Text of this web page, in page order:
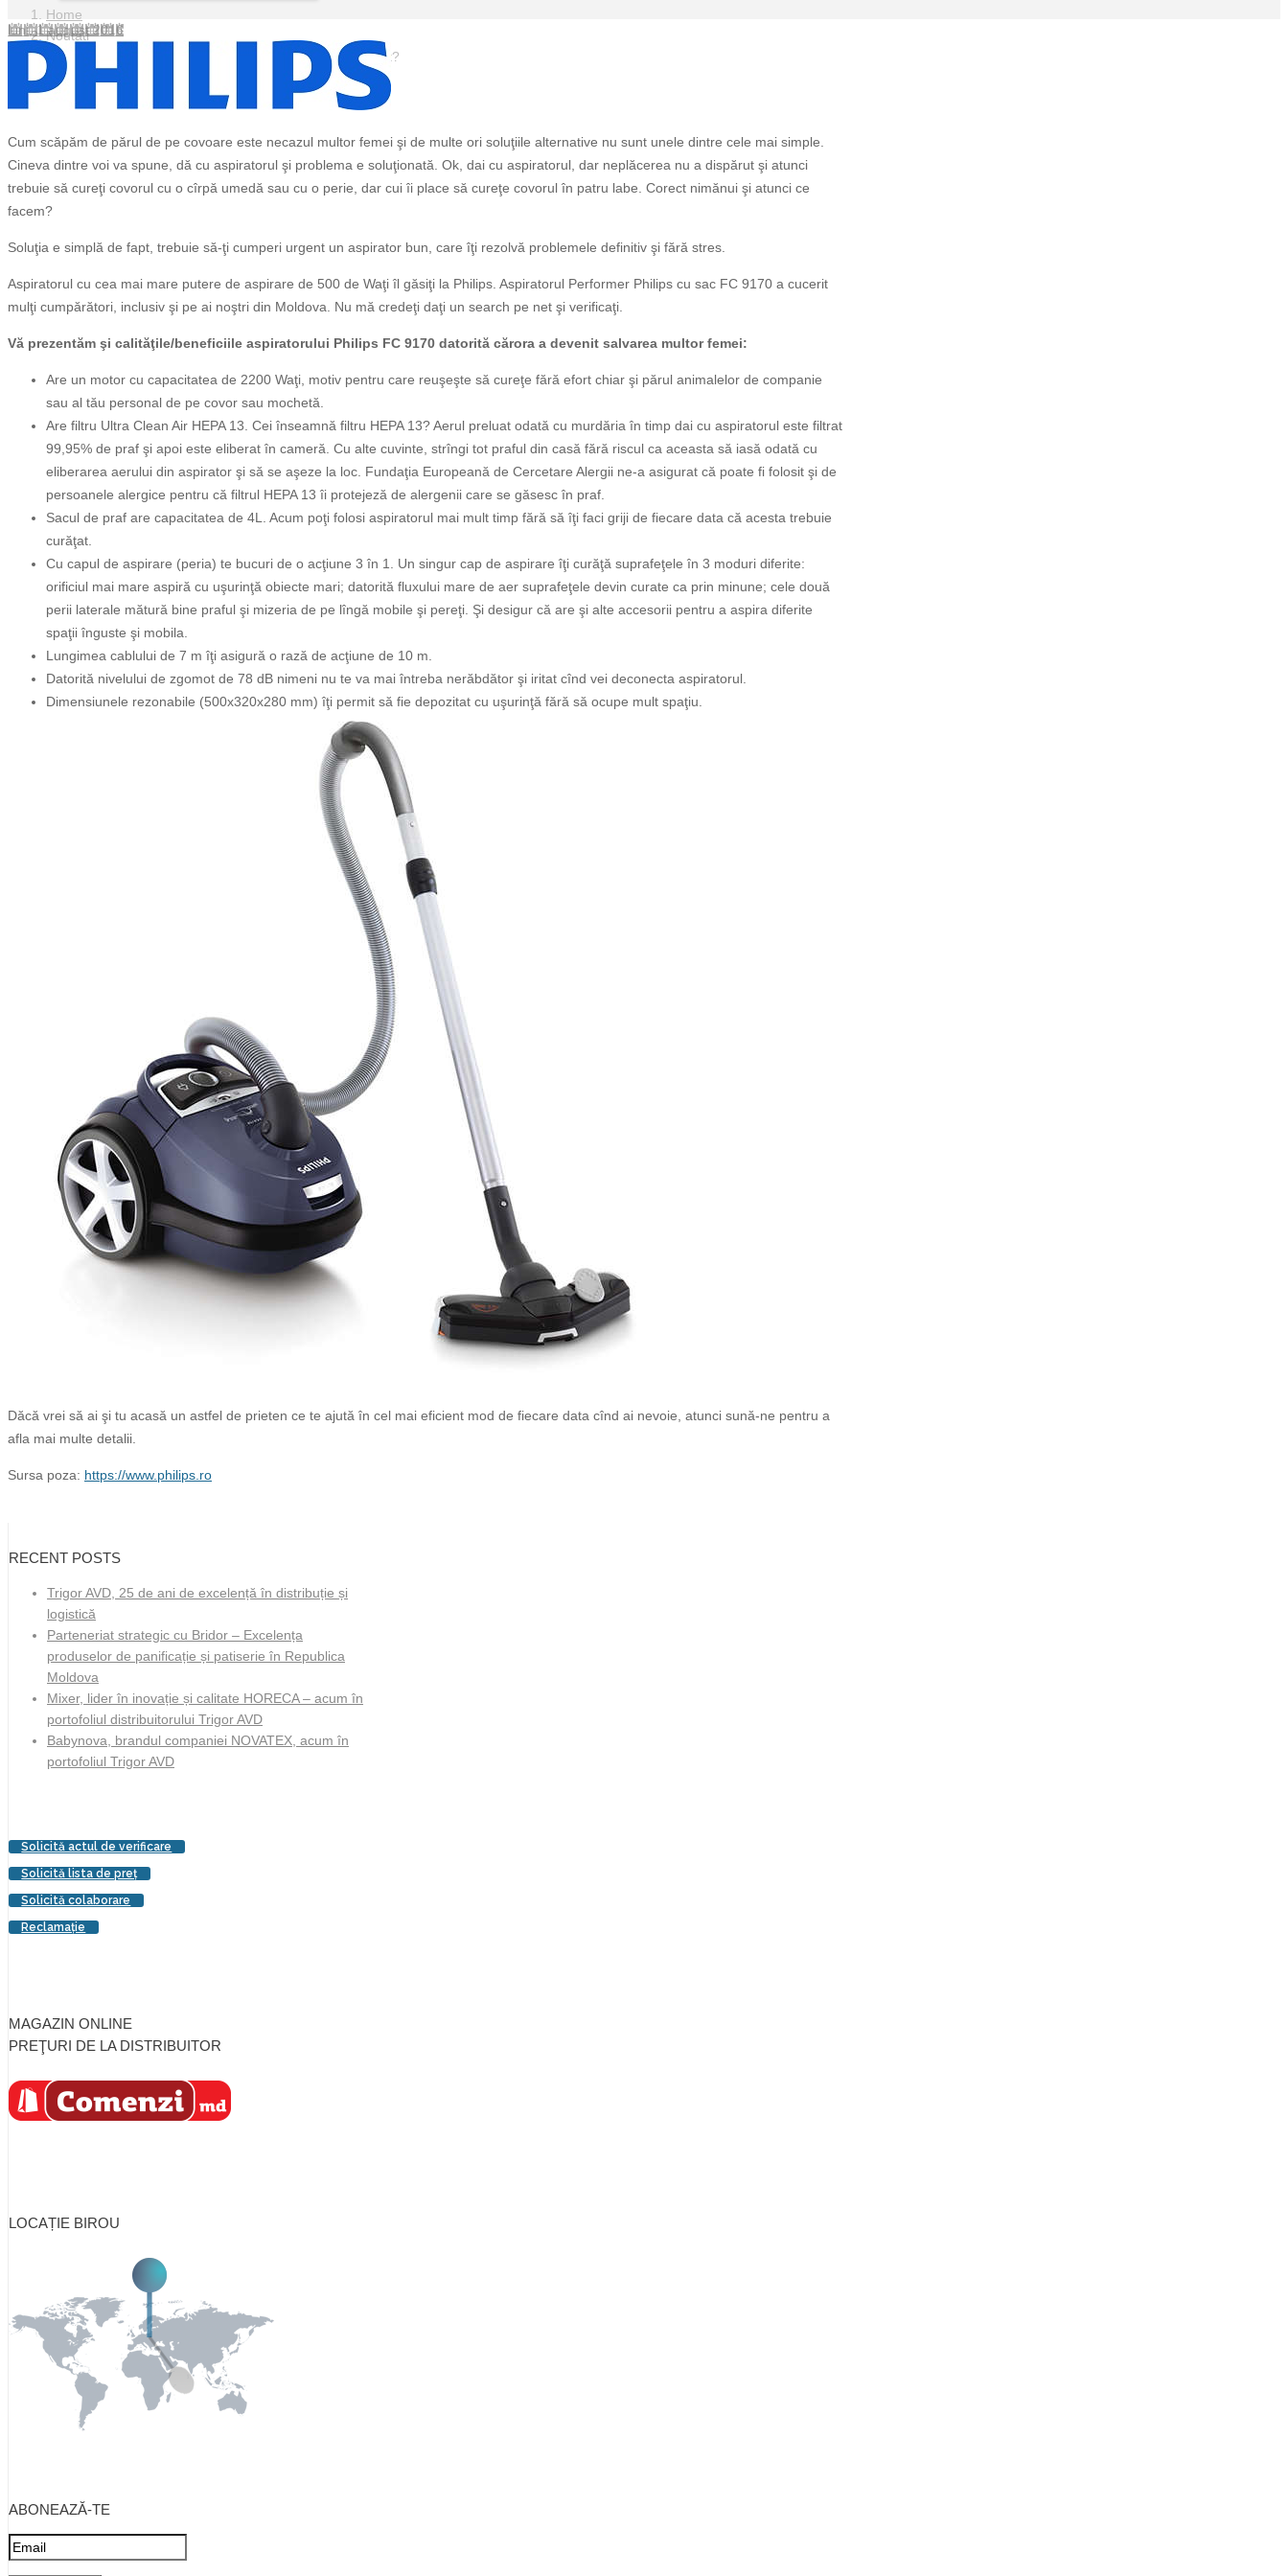
Home
Noutăți
Cum scăpăm de părul de pe covoare fără prea mult efort?
luni, 1 august 2016
Cum scăpăm de părul de pe covoare este necazul multor femei şi de multe ori soluţiile alternative nu sunt unele dintre cele mai simple.
Cineva dintre voi va spune, dă cu aspiratorul şi problema e soluţionată. Ok, dai cu aspiratorul, dar neplăcerea nu a dispărut şi atunci
trebuie să cureţi covorul cu o cîrpă umedă sau cu o perie, dar cui îi place să cureţe covorul în patru labe. Corect nimănui şi atunci ce
facem?
Soluţia e simplă de fapt, trebuie să-ţi cumperi urgent un aspirator bun, care îţi rezolvă problemele definitiv şi fără stres.
Aspiratorul cu cea mai mare putere de aspirare de 500 de Waţi îl găsiţi la Philips. Aspiratorul Performer Philips cu sac FC 9170 a cucerit
mulţi cumpărători, inclusiv şi pe ai noştri din Moldova. Nu mă credeţi daţi un search pe net şi verificaţi.
Vă prezentăm şi calităţile/beneficiile aspiratorului Philips FC 9170 datorită cărora a devenit salvarea multor femei:
Are un motor cu capacitatea de 2200 Waţi, motiv pentru care reuşeşte să cureţe fără efort chiar şi părul animalelor de companie
sau al tău personal de pe covor sau mochetă.
Are filtru Ultra Clean Air HEPA 13. Cei înseamnă filtru HEPA 13? Aerul preluat odată cu murdăria în timp dai cu aspiratorul este filtrat
99,95% de praf şi apoi este eliberat în cameră. Cu alte cuvinte, strîngi tot praful din casă fără riscul ca aceasta să iasă odată cu
eliberarea aerului din aspirator şi să se aşeze la loc. Fundaţia Europeană de Cercetare Alergii ne-a asigurat că poate fi folosit şi de
persoanele alergice pentru că filtrul HEPA 13 îi protejeză de alergenii care se găsesc în praf.
Sacul de praf are capacitatea de 4L. Acum poţi folosi aspiratorul mai mult timp fără să îţi faci griji de fiecare data că acesta trebuie
curăţat.
Cu capul de aspirare (peria) te bucuri de o acţiune 3 în 1. Un singur cap de aspirare îţi curăţă suprafeţele în 3 moduri diferite:
orificiul mai mare aspiră cu uşurinţă obiecte mari; datorită fluxului mare de aer suprafeţele devin curate ca prin minune; cele două
perii laterale mătură bine praful şi mizeria de pe lîngă mobile şi pereţi. Şi desigur că are şi alte accesorii pentru a aspira diferite
spaţii înguste şi mobila.
Lungimea cablului de 7 m îţi asigură o rază de acţiune de 10 m.
Datorită nivelului de zgomot de 78 dB nimeni nu te va mai întreba nerăbdător şi iritat cînd vei deconecta aspiratorul.
Dimensiunele rezonabile (500x320x280 mm) îţi permit să fie depozitat cu uşurinţă fără să ocupe mult spaţiu.
Dăcă vrei să ai şi tu acasă un astfel de prieten ce te ajută în cel mai eficient mod de fiecare data cînd ai nevoie, atunci sună-ne pentru a
afla mai multe detalii.
Sursa poza: https://www.philips.ro
RECENT POSTS
Trigor AVD, 25 de ani de excelență în distribuție și
logistică
Parteneriat strategic cu Bridor – Excelența
produselor de panificație și patiserie în Republica
Moldova
Mixer, lider în inovație și calitate HORECA – acum în
portofoliul distribuitorului Trigor AVD
Babynova, brandul companiei NOVATEX, acum în
portofoliul Trigor AVD
Solicită actul de verificare
Solicită lista de preţ
Solicită colaborare
Reclamaţie
MAGAZIN ONLINE
PREŢURI DE LA DISTRIBUITOR
LOCAȚIE BIROU
ABONEAZĂ-TE